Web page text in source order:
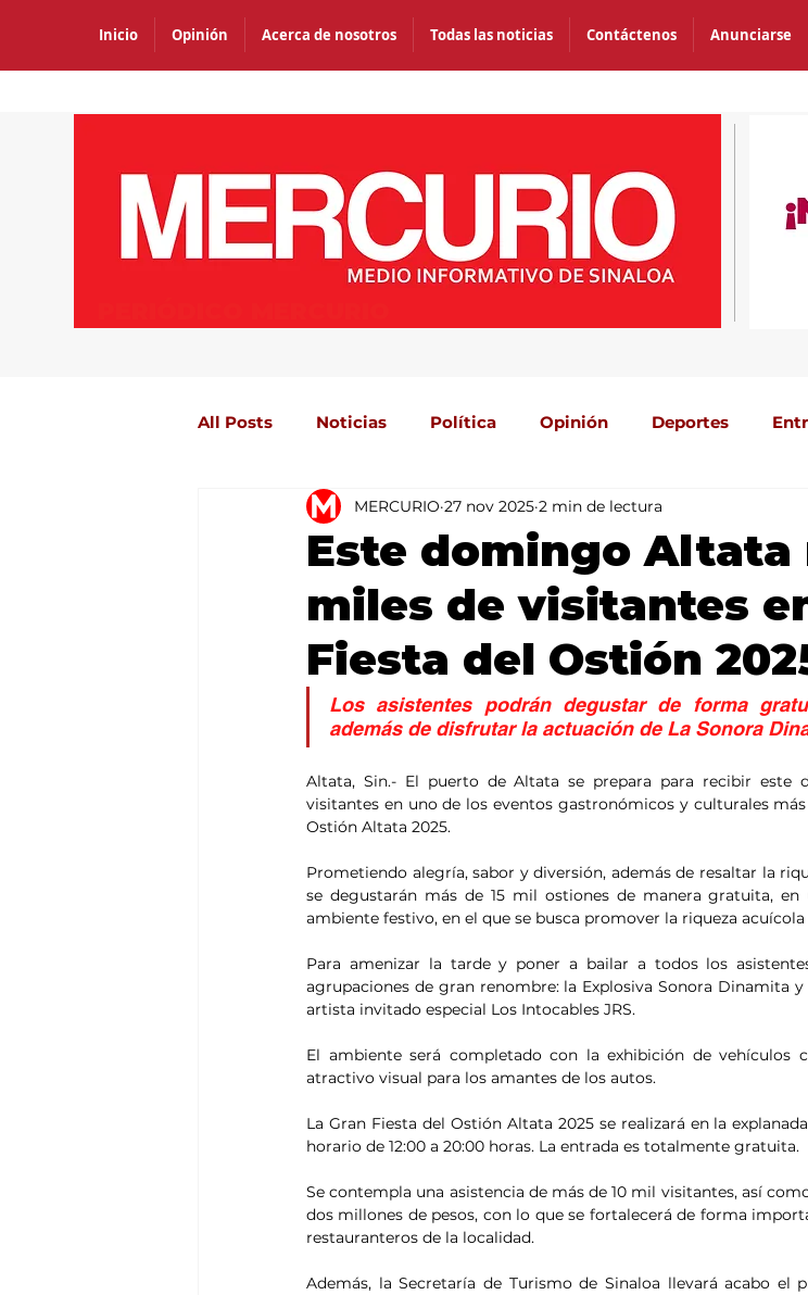
Inicio Opinión Acerca de nosotros Todas las noticias Contáctenos Anunciarse
All Posts Noticias Política Opinión Deportes
Agricultura México Mundo Portada 2
Este domingo Altata
miles de visitantes
Fiesta del Ostión
MERCURIO 27 nov 2025 2 min de lectura
Los asistentes podrán degustar de forma
además de disfrutar la actuación de La Sonora
Altata, Sin.- El puerto de Altata se prepara para recibir este
visitantes en uno de los eventos gastronómicos y culturales
Ostión Altata 2025.
Prometiendo alegría, sabor y diversión, además de resaltar la
se degustarán más de 15 mil ostiones de manera gratuita,
ambiente festivo, en el que se busca promover la riqueza
Para amenizar la tarde y poner a bailar a todos los
agrupaciones de gran renombre: la Explosiva Sonora Dinamita
artista invitado especial Los Intocables JRS.
El ambiente será completado con la exhibición de vehículos
atractivo visual para los amantes de los autos.
La Gran Fiesta del Ostión Altata 2025 se realizará en la
horario de 12:00 a 20:00 horas. La entrada es totalmente gratuita.
Se contempla una asistencia de más de 10 mil visitantes, así
dos millones de pesos, con lo que se fortalecerá de forma
restauranteros de la localidad.
Además, la Secretaría de Turismo de Sinaloa llevará acabo el